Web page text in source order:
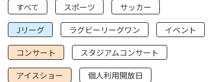
すべて スポーツ
サッカー
Jリーグ
ラグビーリーグワン
イベント
コンサート
スタジアムコンサート
アイスショー
個人利用開放日